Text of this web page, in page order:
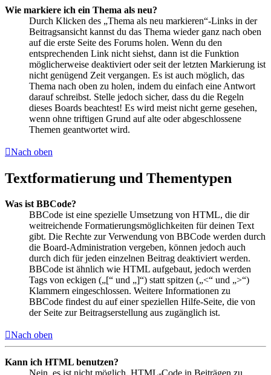
Wie markiere ich ein Thema als neu?
Durch Klicken des „Thema als neu markieren“-Links in der
Beitragsansicht kannst du das Thema wieder ganz nach oben
auf die erste Seite des Forums holen. Wenn du den
entsprechenden Link nicht siehst, dann ist die Funktion
möglicherweise deaktiviert oder seit der letzten Markierung ist
nicht genügend Zeit vergangen. Es ist auch möglich, das
Thema nach oben zu holen, indem du einfach eine Antwort
darauf schreibst. Stelle jedoch sicher, dass du die Regeln
dieses Boards beachtest! Es wird meist nicht gerne gesehen,
wenn ohne triftigen Grund auf alte oder abgeschlossene
Themen geantwortet wird.
Nach oben
Textformatierung und Thementypen
Was ist BBCode?
BBCode ist eine spezielle Umsetzung von HTML, die dir
weitreichende Formatierungsmöglichkeiten für deinen Text
gibt. Die Rechte zur Verwendung von BBCode werden durch
die Board-Administration vergeben, können jedoch auch
durch dich für jeden einzelnen Beitrag deaktiviert werden.
BBCode ist ähnlich wie HTML aufgebaut, jedoch werden
Tags von eckigen („[“ und „]“) statt spitzen („<“ und „>“)
Klammern eingeschlossen. Weitere Informationen zu
BBCode findest du auf einer speziellen Hilfe-Seite, die von
der Seite zur Beitragserstellung aus zugänglich ist.
Nach oben
Kann ich HTML benutzen?
Nein, es ist nicht möglich, HTML-Code in Beiträgen zu